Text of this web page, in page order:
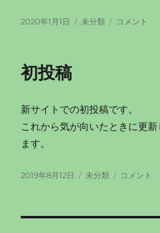
投
2020年1月1日
カ
未分類
謹
コメント
初投稿
新サイトでの初投稿です。
これから気が向いたときに更
ます。
投
2019年8月12日
カ
未分類
初
コメント